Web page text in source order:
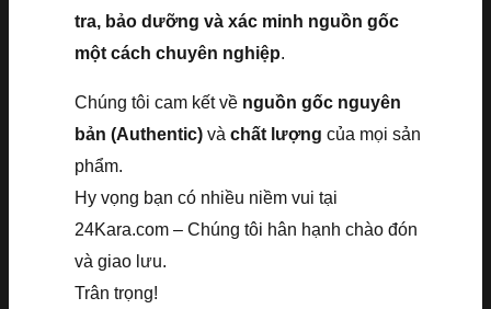
tra, bảo dưỡng và xác minh nguồn gốc
một cách chuyên nghiệp.
Chúng tôi cam kết về nguồn gốc nguyên
bản (Authentic) và chất lượng của mọi sản
phẩm.
Hy vọng bạn có nhiều niềm vui tại
24Kara.com – Chúng tôi hân hạnh chào đón
và giao lưu.
Trân trọng!